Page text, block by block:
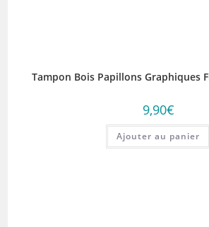
Tampon Bois Papillons Graphiques
9,90€
Ajouter au panier